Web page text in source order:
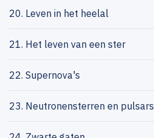
20. Leven in het heelal
21. Het leven van een ster
22. Supernova's
23. Neutronensterren en pulsars